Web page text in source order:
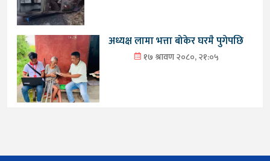
अध्यक्ष लामा भत्ता बोकेर घरमै पुगेपछि
१७ श्रावण २०८०, २१:०५